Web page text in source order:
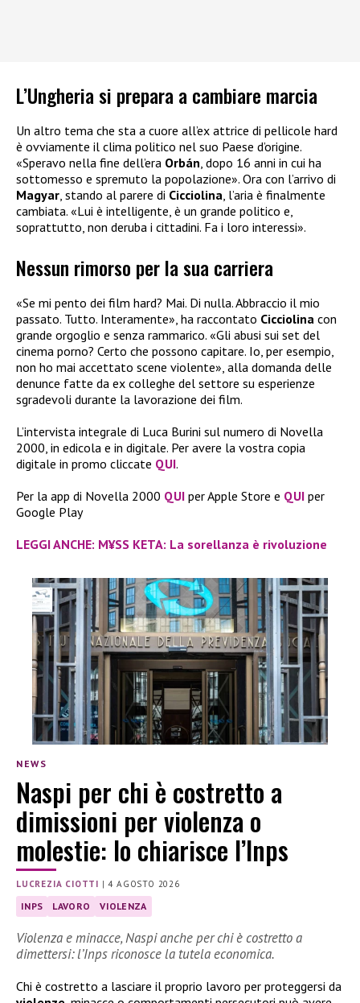
L’Ungheria si prepara a cambiare marcia
Un altro tema che sta a cuore all’ex attrice di pellicole hard
è ovviamente il clima politico nel suo Paese d’origine.
«Speravo nella fine dell’era Orbán , dopo 16 anni in cui ha
sottomesso e spremuto la popolazione». Ora con l’arrivo di
Magyar , stando al parere di Cicciolina , l’aria è finalmente
cambiata. «Lui è intelligente, è un grande politico e,
soprattutto, non deruba i cittadini. Fa i loro interessi».
Nessun rimorso per la sua carriera
«Se mi pento dei film hard? Mai. Di nulla. Abbraccio il mio
passato. Tutto. Interamente», ha raccontato Cicciolina con
grande orgoglio e senza rammarico. «Gli abusi sui set del
cinema porno? Certo che possono capitare. Io, per esempio,
non ho mai accettato scene violente», alla domanda delle
denunce fatte da ex colleghe del settore su esperienze
sgradevoli durante la lavorazione dei film.
L’intervista integrale di Luca Burini sul numero di Novella
2000, in edicola e in digitale. Per avere la vostra copia
digitale in promo cliccate QUI.
Per la app di Novella 2000 QUI per Apple Store e QUI per
Google Play
LEGGI ANCHE: M¥SS KETA: La sorellanza è rivoluzione
NEWS
Naspi per chi è costretto a
dimissioni per violenza o
molestie: lo chiarisce l’Inps
LUCREZIA CIOTTI |4 AGOSTO 2026
INPS LAVORO VIOLENZA
Violenza e minacce, Naspi anche per chi è costretto a
dimettersi: l’Inps riconosce la tutela economica.
Chi è costretto a lasciare il proprio lavoro per proteggersi da